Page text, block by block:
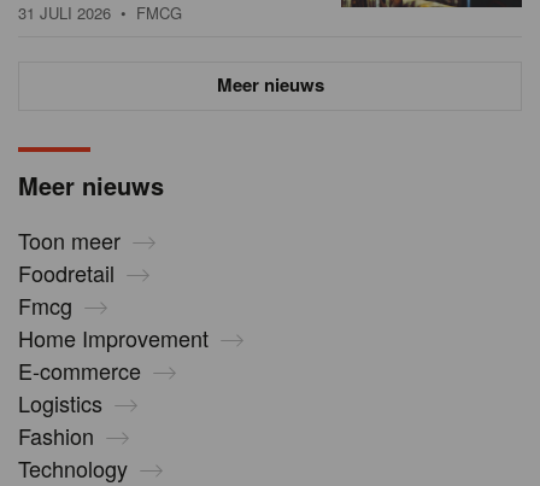
Meer nieuws
Toon meer
Foodretail
Fmcg
Home Improvement
E-commerce
Logistics
Fashion
Technology
31 JULI 2026 • FMCG
Meer nieuws